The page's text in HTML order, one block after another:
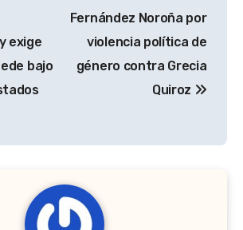
exige
bajo
Fernández Noroña por
violencia política de
género contra Grecia
Quiroz